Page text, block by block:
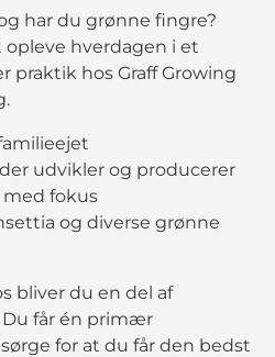
har du grønne fingre?
hverdagen i et
praktik hos Graff Growing
udvikler og producerer
fokus
og diverse grønne
bliver du en del af
får én primær
for at du får den bedst